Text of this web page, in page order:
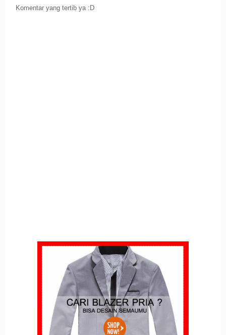
Komentar yang tertib ya :D